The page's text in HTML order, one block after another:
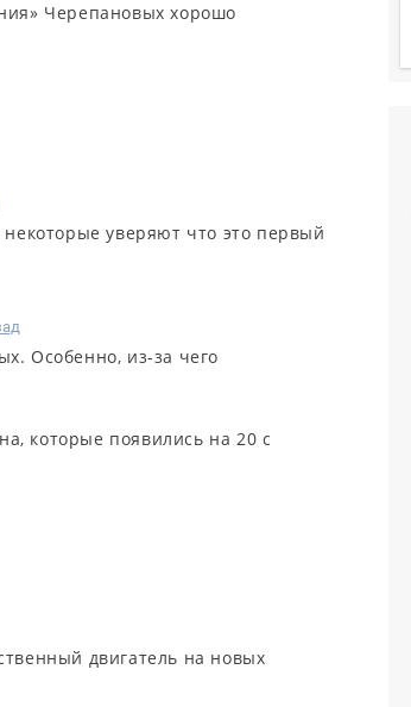
Черепановых хорошо
уверяют что это первый
Особенно, из-за чего
которые появились на 20 с
двигатель на новых